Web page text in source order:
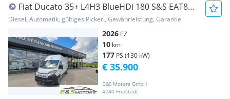
Fiat Ducato 35+ L4H3 BlueHDi 180 S&S EAT8
Transporter / Kastenwagen
Diesel, Automatik, gültiges Pickerl, Gewährleistung, Garantie
2026 EZ
10 km
177 PS (130 kW)
E&S Motors GmbH
4240 Freistadt
€ 35.900